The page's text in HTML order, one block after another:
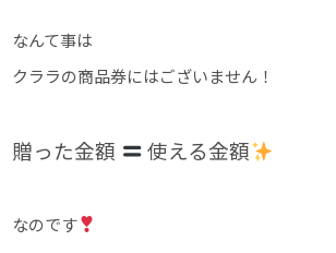
なんて事は
クララの商品券にはございません！
贈った金額 使える金額
なのです